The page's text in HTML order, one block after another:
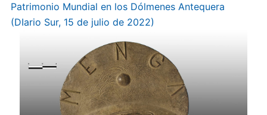
Patrimonio Mundial en los Dólmenes Antequera
(DIario Sur, 15 de julio de 2022)